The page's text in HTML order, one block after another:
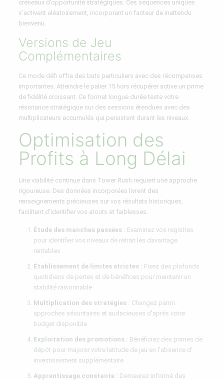
créneaux d’opportunité stratégiques. Ces séquences uniques
s’activent aléatoirement, incorporant un facteur de inattendu
bienvenu.
Versions de Jeu
Complémentaires
Ce mode défi offre des buts particuliers avec des récompenses
importantes. Atteindre le palier 15 hors récupérer active un prime
de fidélité croissant. Ce format longue durée teste votre
résistance stratégique sur des sessions étendues avec des
multiplicateurs accumulés qui persistent durant les niveaux.
Optimisation des
Profits à Long Délai
Une viabilité continue dans Tower Rush requiert une approche
rigoureuse. Des données incorporées livrent des
renseignements précieuses sur vos résultats historiques,
facilitant d’identifier vos atouts et faiblesses.
Étude des manches passées : Examinez vos registres
pour identifier vos niveaux de retrait les davantage
rentables
Établissement de limites strictes : Fixez des plafonds
quotidiens de pertes et de bénéfices pour maintenir un
stabilité raisonnable
Multiplication des stratégies : Changez parmi
approches sécuritaires et audacieuses d’après votre
budget disponible
Exploitation des promotions : Bénéficiez des primes de
dépôt pour majorer votre latitude de jeu en l’absence d‘
investissement supplémentaire
Apprentissage constante : Demeurez informé des